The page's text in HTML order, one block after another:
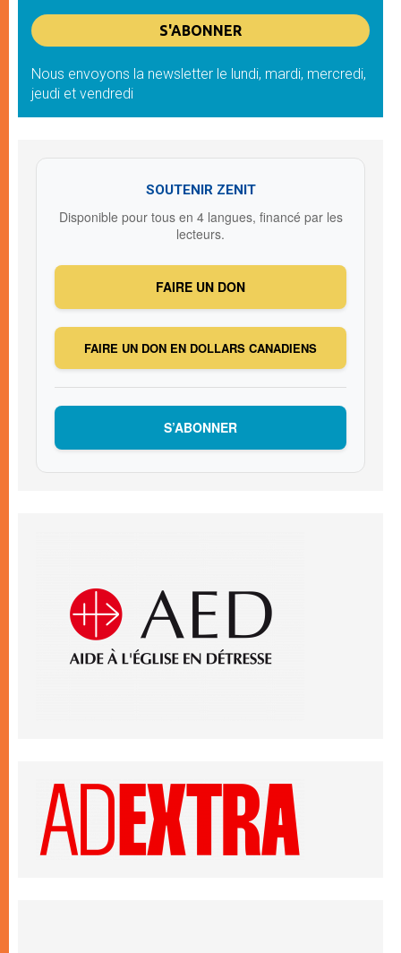
Nous envoyons la newsletter le lundi, mardi, mercredi,
jeudi et vendredi
SOUTENIR ZENIT
Disponible pour tous en 4 langues, financé par les
lecteurs.
FAIRE UN DON
FAIRE UN DON EN DOLLARS CANADIENS
S’ABONNER